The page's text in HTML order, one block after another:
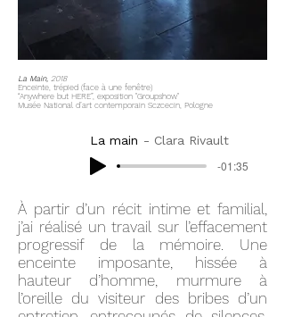
La Main, 2018
Enceinte, trépied (face à une fenêtre)
“Anywhere but HERE”, exposition "Groupshow"
Musée National d’art contemporain Sczcecin, Pologne
La main Clara Rivault
-01:35
À partir d’un récit intime et familial,
j’ai réalisé un travail sur l’effacement
progressif de la mémoire. Une
enceinte imposante, hissée à
hauteur d’homme, murmure à
l’oreille du visiteur des bribes d’un